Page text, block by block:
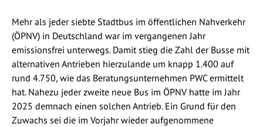
Mehr als jeder siebte Stadtbus im öffentlichen Nahverkehr
(ÖPNV) in Deutschland war im vergangenen Jahr
emissionsfrei unterwegs. Damit stieg die Zahl der Busse mit
alternativen Antrieben hierzulande um knapp 1.400 auf
rund 4.750, wie das Beratungsunternehmen PWC ermittelt
hat. Nahezu jeder zweite neue Bus im ÖPNV hatte im Jahr
2025 demnach einen solchen Antrieb. Ein Grund für den
Zuwachs sei die im Vorjahr wieder aufgenommene